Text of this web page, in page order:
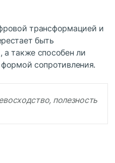
трансформацией и
быть
а также способен ли
сопротивления.
полезность